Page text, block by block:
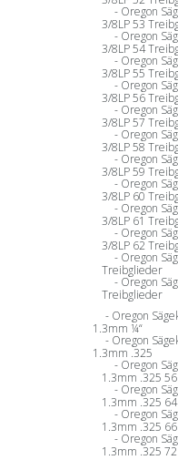
Oregon
3/8LP 53
Oregon
3/8LP 54
Oregon
3/8LP 55
Oregon
3/8LP 56
Oregon
3/8LP 57
Oregon
3/8LP 58
Oregon
3/8LP 59
Oregon
3/8LP 60
Oregon
3/8LP 61
Oregon
3/8LP 62
Oregon
Treibglieder
Oregon
Treibglieder
Oregon
1.3mm ¼“
Oregon
1.3mm .325
Oregon
1.3mm .325
Oregon
1.3mm .325
Oregon
1.3mm .325
Oregon
1.3mm .325